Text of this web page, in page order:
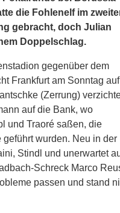
die Fohlenelf im
gebracht, doch Julian
Doppelschlag.
gegenüber dem
Frankfurt am Sonntag auf
(Zerrung)
auf die Bank, wo
und Traoré saßen, die
wurden. Neu in der
Stindl und unerwartet
Schreck Marco
passen und stand